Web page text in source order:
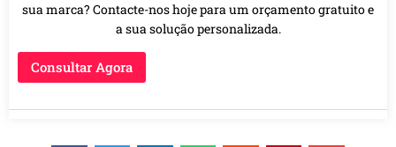
sua marca? Contacte-nos hoje para um orçamento gratuito e
a sua solução personalizada.
Consultar Agora